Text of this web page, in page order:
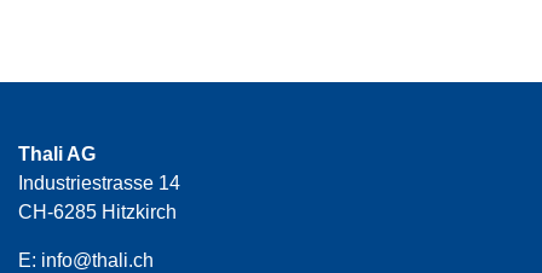
Thali AG
Industriestrasse 14
CH-6285 Hitzkirch
E: info@thali.ch